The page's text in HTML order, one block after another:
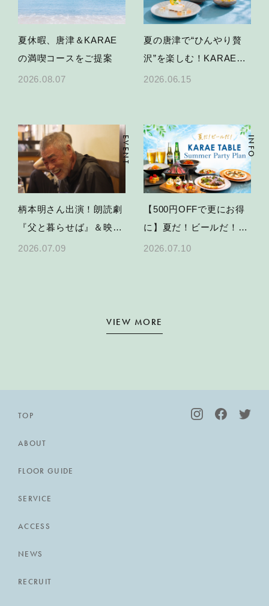
夏休暇、唐津＆KARAE
の満喫コースをご提案
2026.08.07
夏の唐津で“ひんやり贅
沢”を楽しむ！KARAE
TABLEかき氷＆限定スイ
2026.06.15
柄本明さん出演！朗読劇
『父と暮らせば』＆映画
特別上映の開催決定
2026.07.09
EVENT
【500円OFFで更にお得
に】夏だ！ビールだ！
KARAE TABLEで乾杯す
2026.07.10
INFO
VIEW MORE
TOP
ABOUT
FLOOR GUIDE
SERVICE
ACCESS
NEWS
RECRUIT